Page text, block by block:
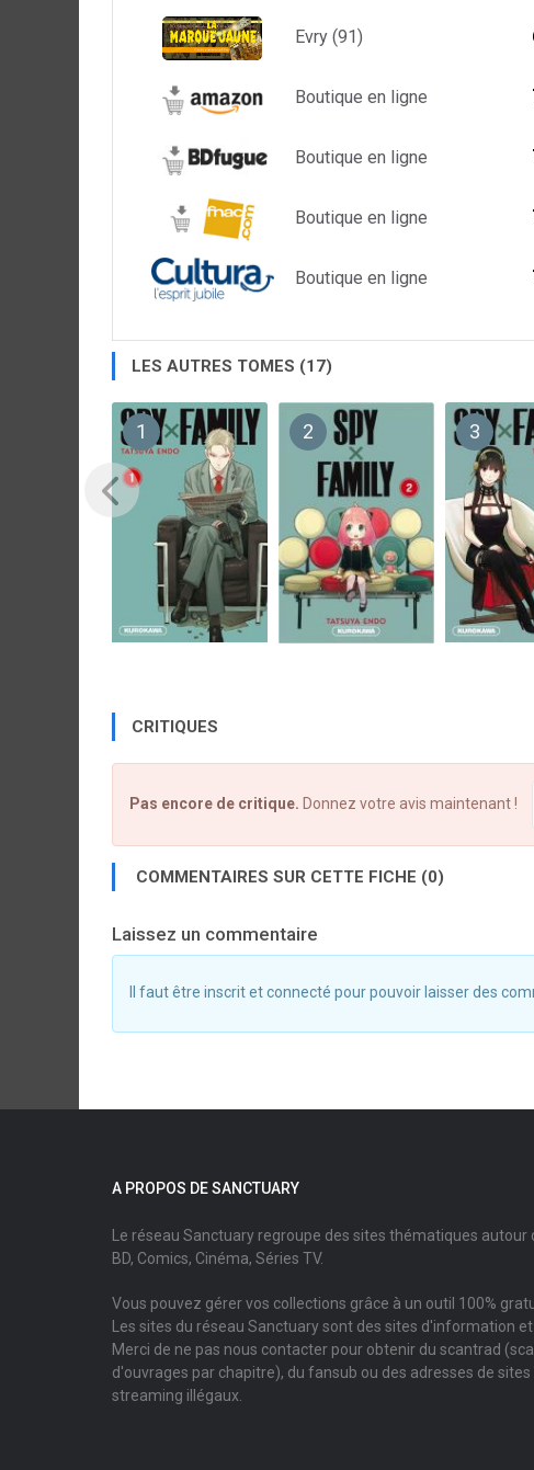
Evry (91)
Boutique en ligne
Boutique en ligne
Boutique en ligne
Boutique en ligne
LES AUTRES TOMES (17)
1 2 3
CRITIQUES
Pas encore de critique. Donnez votre avis maintenant !
COMMENTAIRES SUR CETTE FICHE (0)
Laissez un commentaire
Il faut être inscrit et connecté pour pouvoir laisser des
A PROPOS DE SANCTUARY
Le réseau Sanctuary regroupe des sites thématiques autour
BD, Comics, Cinéma, Séries TV.
Vous pouvez gérer vos collections grâce à un outil 100%
Les sites du réseau Sanctuary sont des sites d'information
Merci de ne pas nous contacter pour obtenir du scantrad
d'ouvrages par chapitre), du fansub ou des adresses de sites
streaming illégaux.